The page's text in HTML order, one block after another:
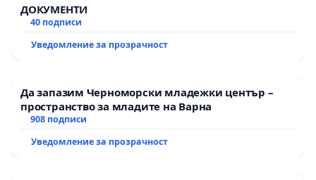
https://drive.google.com/file/d/
usp=sharinghttps://www.google.com/maps/d/
това е линк за запознаване с пълния текст, които
всички общини и държавни институции на
ДОКУМЕНТИ
40 подписи
Уведомление за прозрачност
Да запазим Черноморски младежки център –
пространство за младите на Варна
908 подписи
Уведомление за прозрачност